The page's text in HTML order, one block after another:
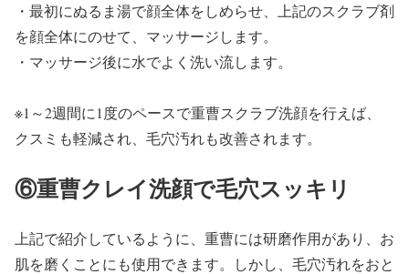
・最初にぬるま湯で顔全体をしめらせ、上記のスクラブ剤
を顔全体にのせて、マッサージします。
・マッサージ後に水でよく洗い流します。
※1～2週間に1度のペースで重曹スクラブ洗顔を行えば、
クスミも軽減され、毛穴汚れも改善されます。
⑥重曹クレイ洗顔で毛穴スッキリ
上記で紹介しているように、重曹には研磨作用があり、お
肌を磨くことにも使用できます。しかし、毛穴汚れをおと